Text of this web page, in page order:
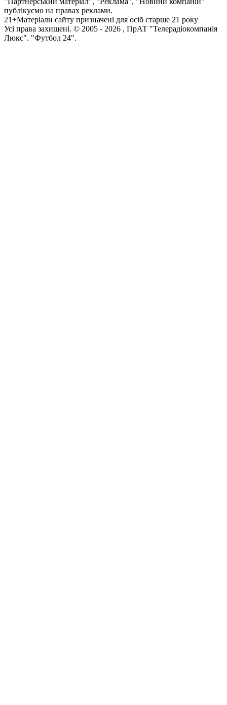
публікуємо на правах реклами.
21+Матеріали сайту призначені для осіб старше 21 року
Усi права захищенi. © 2005 - 2026 , ПрАТ "Телерадіокомпанія
Люкс". "Футбол 24".